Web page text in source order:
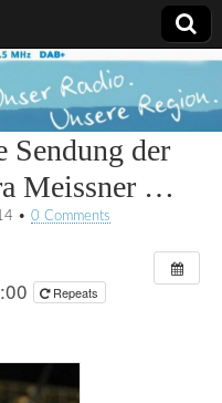
Sendung der
Meissner …
• 0 Comments
Repeats